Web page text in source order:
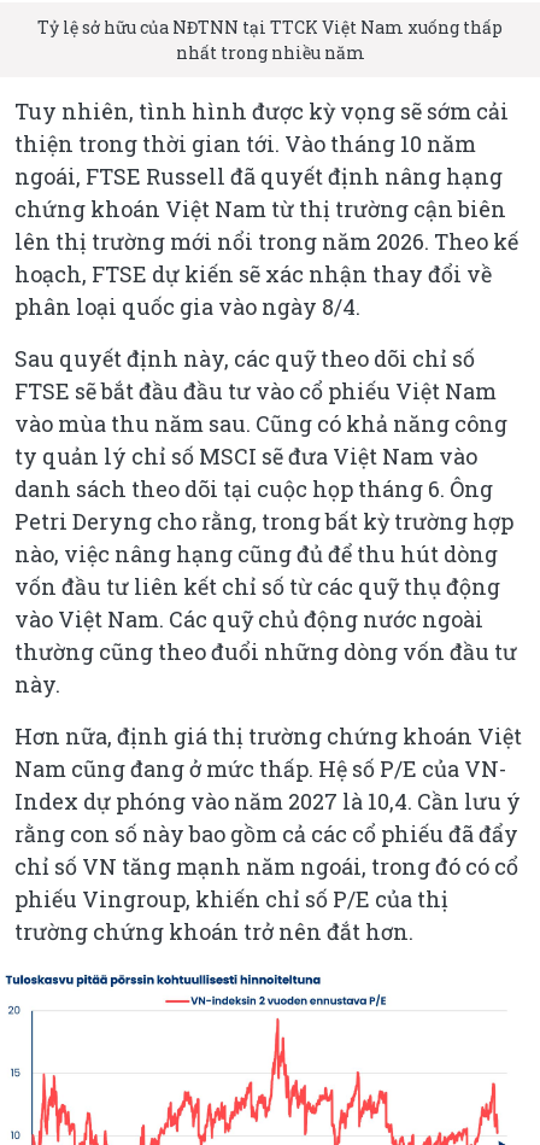
Tỷ lệ sở hữu của NĐTNN tại TTCK Việt Nam xuống thấp
nhất trong nhiều năm
Tuy nhiên, tình hình được kỳ vọng sẽ sớm cải
thiện trong thời gian tới. Vào tháng 10 năm
ngoái, FTSE Russell đã quyết định nâng hạng
chứng khoán Việt Nam từ thị trường cận biên
lên thị trường mới nổi trong năm 2026. Theo kế
hoạch, FTSE dự kiến sẽ xác nhận thay đổi về
phân loại quốc gia vào ngày 8/4.
Sau quyết định này, các quỹ theo dõi chỉ số
FTSE sẽ bắt đầu đầu tư vào cổ phiếu Việt Nam
vào mùa thu năm sau. Cũng có khả năng công
ty quản lý chỉ số MSCI sẽ đưa Việt Nam vào
danh sách theo dõi tại cuộc họp tháng 6. Ông
Petri Deryng cho rằng, trong bất kỳ trường hợp
nào, việc nâng hạng cũng đủ để thu hút dòng
vốn đầu tư liên kết chỉ số từ các quỹ thụ động
vào Việt Nam. Các quỹ chủ động nước ngoài
thường cũng theo đuổi những dòng vốn đầu tư
này.
Hơn nữa, định giá thị trường chứng khoán Việt
Nam cũng đang ở mức thấp. Hệ số P/E của VN-
Index dự phóng vào năm 2027 là 10,4. Cần lưu ý
rằng con số này bao gồm cả các cổ phiếu đã đẩy
chỉ số VN tăng mạnh năm ngoái, trong đó có cổ
phiếu Vingroup, khiến chỉ số P/E của thị
trường chứng khoán trở nên đắt hơn.